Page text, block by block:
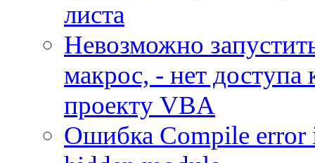
листа
Невозможно
макрос, - нет доступа
проекту VBA
Ошибка Compile error